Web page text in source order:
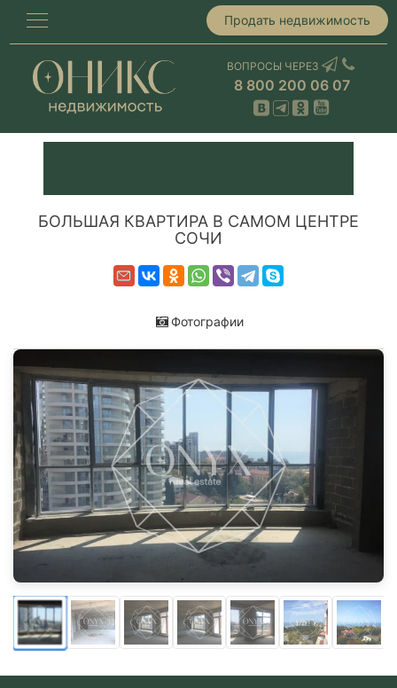
Продать недвижимость
ВОПРОСЫ ЧЕРЕЗ
8 800 200 06 07
БОЛЬШАЯ КВАРТИРА В САМОМ ЦЕНТРЕ
СОЧИ
Фотографии